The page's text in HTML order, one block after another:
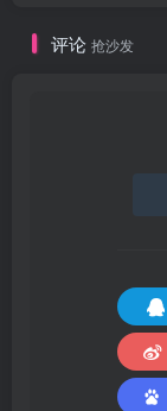
评论 抢沙发